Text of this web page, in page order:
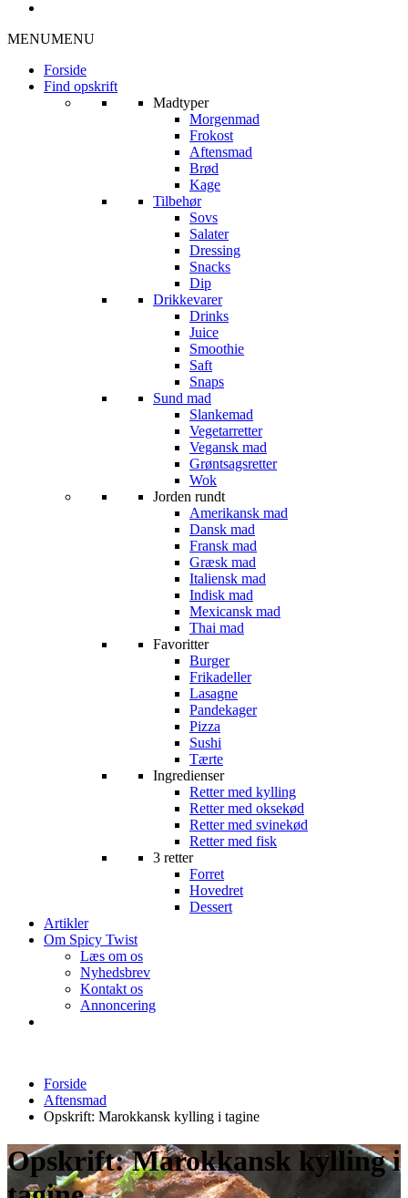
MENUMENU
Forside
Find opskrift
Madtyper
Morgenmad
Frokost
Aftensmad
Brød
Kage
Tilbehør
Sovs
Salater
Dressing
Snacks
Dip
Drikkevarer
Drinks
Juice
Smoothie
Saft
Snaps
Sund mad
Slankemad
Vegetarretter
Vegansk mad
Grøntsagsretter
Wok
Jorden rundt
Amerikansk mad
Dansk mad
Fransk mad
Græsk mad
Italiensk mad
Indisk mad
Mexicansk mad
Thai mad
Favoritter
Burger
Frikadeller
Lasagne
Pandekager
Pizza
Sushi
Tærte
Ingredienser
Retter med kylling
Retter med oksekød
Retter med svinekød
Retter med fisk
3 retter
Forret
Hovedret
Dessert
Artikler
Om Spicy Twist
Læs om os
Nyhedsbrev
Kontakt os
Annoncering
Forside
Aftensmad
Opskrift: Marokkansk kylling i tagine
Opskrift: Marokkansk kylling i